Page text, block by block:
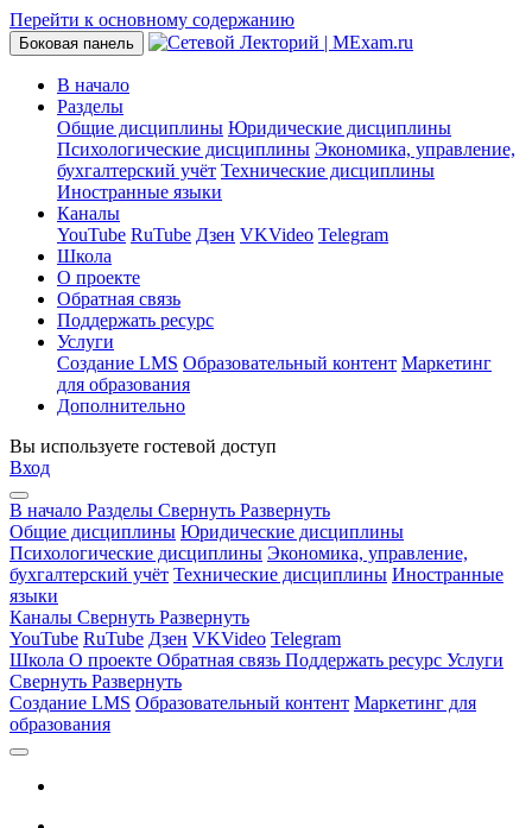
Перейти к основному содержанию
Боковая панель
В начало
Разделы
Общие дисциплины Юридические дисциплины
Психологические дисциплины Экономика, управление,
бухгалтерский учёт Технические дисциплины
Иностранные языки
Каналы
YouTube RuTube Дзен VKVideo Telegram
Школа
О проекте
Обратная связь
Поддержать ресурс
Услуги
Создание LMS Образовательный контент Маркетинг
для образования
Дополнительно
Вы используете гостевой доступ
Вход
В начало Разделы Свернуть Развернуть
Общие дисциплины Юридические дисциплины
Психологические дисциплины Экономика, управление,
бухгалтерский учёт Технические дисциплины Иностранные
языки
Каналы Свернуть Развернуть
YouTube RuTube Дзен VKVideo Telegram
Школа О проекте Обратная связь Поддержать ресурс Услуги
Свернуть Развернуть
Создание LMS Образовательный контент Маркетинг для
образования